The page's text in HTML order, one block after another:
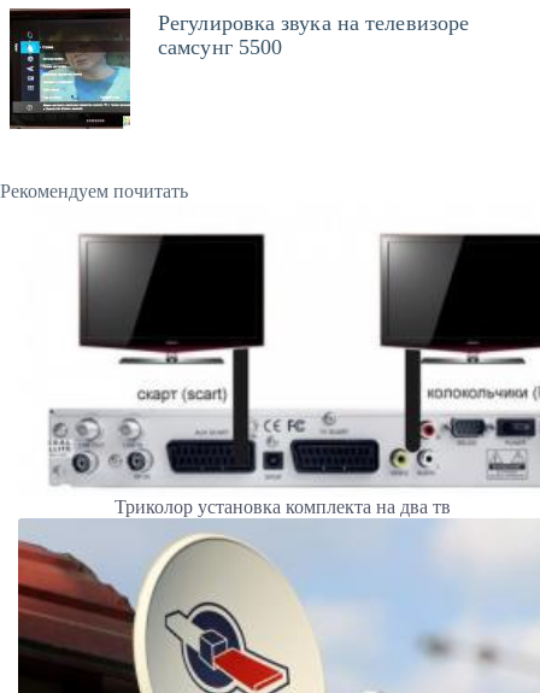
Регулировка звука на телевизоре
самсунг 5500
Рекомендуем почитать
Триколор установка комплекта на два тв